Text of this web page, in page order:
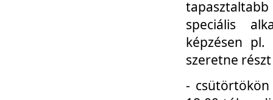
speciális
képzésen
szeretne
- csütörtökön